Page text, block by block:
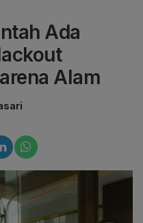
Ada
Alam